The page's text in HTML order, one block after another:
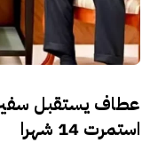
عطاف يستقبل سفير
استمرت 14 شهرا